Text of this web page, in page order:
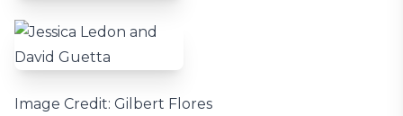
Image Credit: Gilbert Flores